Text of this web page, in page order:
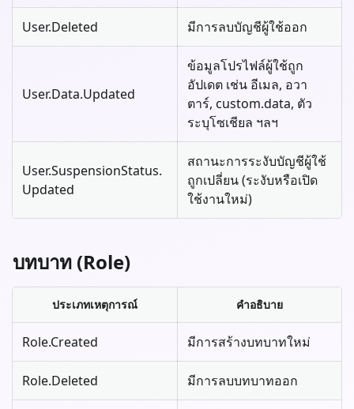
User.Deleted มีการลบบัญชีผู้ใช้ออก
User.Data.Updated
ข้อมูลโปรไฟล์ผู้ใช้ถูก
อัปเดต เช่น อีเมล, อวา
ตาร์, custom.data, ตัว
ระบุโซเชียล ฯลฯ
User.SuspensionStatus.
Updated
สถานะการระงับบัญชีผู้ใช้
ถูกเปลี่ยน (ระงับหรือเปิด
ใช้งานใหม่)
บทบาท (Role)
ประเภทเหตุการณ์ คำอธิบาย
Role.Created มีการสร้างบทบาทใหม่
Role.Deleted มีการลบบทบาทออก